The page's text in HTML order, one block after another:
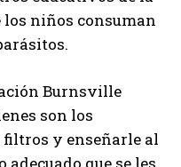
niños consuman
Burnsville
son los
y enseñarle al